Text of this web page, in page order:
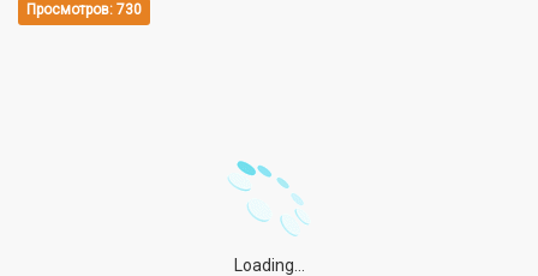
Просмотров: 730
Loading...